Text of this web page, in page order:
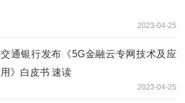
2023-04-25
交通银行发布《5G金融云专网技术及应
用》白皮书 速读
2023-04-25